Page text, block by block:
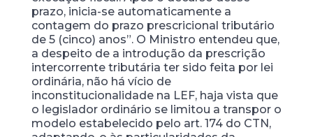
prazo, inicia-se automaticamente a
contagem do prazo prescricional tributário
de 5 (cinco) anos”. O Ministro entendeu que,
a despeito de a introdução da prescrição
intercorrente tributária ter sido feita por lei
ordinária, não há vício de
inconstitucionalidade na LEF, haja vista que
o legislador ordinário se limitou a transpor o
modelo estabelecido pelo art. 174 do CTN,